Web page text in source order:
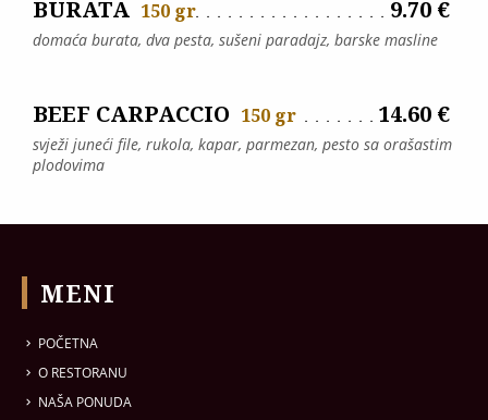
BURATA 150 gr 9.70 €
domaća burata, dva pesta, sušeni paradajz, barske masline
BEEF CARPACCIO 150 gr 14.60 €
svježi juneći file, rukola, kapar, parmezan, pesto sa orašastim
plodovima
MENI
POČETNA
O RESTORANU
NAŠA PONUDA